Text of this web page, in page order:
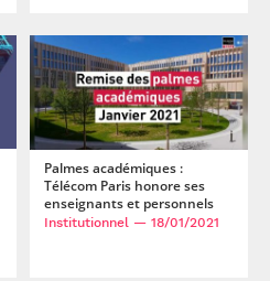
Palmes académiques :
Télécom Paris honore ses
enseignants et personnels
Institutionnel — 18/01/2021